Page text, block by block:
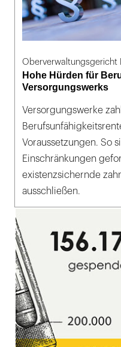
Oberverwaltungsgericht
Hohe Hürden für
Versorgungswerks
Versorgungswerke
Voraussetzungen. So
Einschränkungen
existenzsichernde
ausschließen.